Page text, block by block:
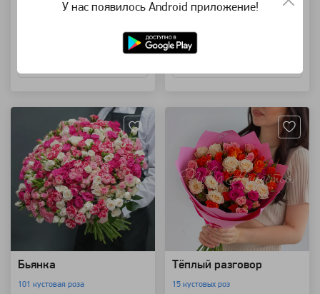
Бьянка
101 кустовая роза
Тёплый разговор
15 кустовых роз
У нас появилось Android приложение!